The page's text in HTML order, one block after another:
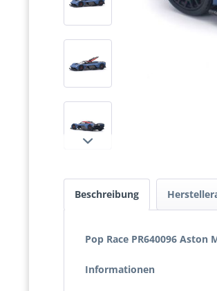
Beschreibung
Pop Race PR640096
Informationen